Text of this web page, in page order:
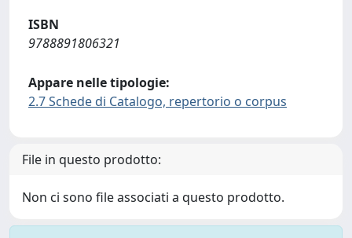
ISBN
9788891806321
Appare nelle tipologie:
2.7 Schede di Catalogo, repertorio o corpus
File in questo prodotto:
Non ci sono file associati a questo prodotto.